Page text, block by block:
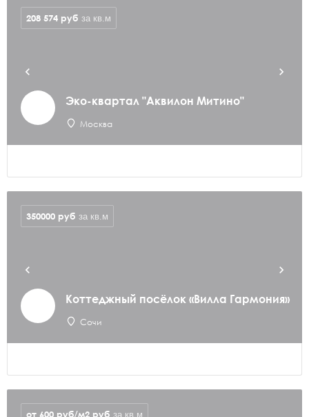
Эко-квартал "Аквилон Митино"
Москва
208 574 руб за кв.м
Коттеджный посёлок «Вилла Гармония»
Сочи
350000 руб за кв.м
от 600 руб/м2 руб за кв.м